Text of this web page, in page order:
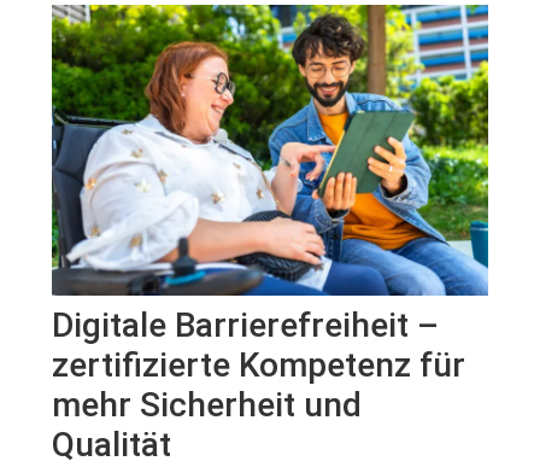
Digitale Barrierefreiheit –
zertifizierte Kompetenz für
mehr Sicherheit und
Qualität